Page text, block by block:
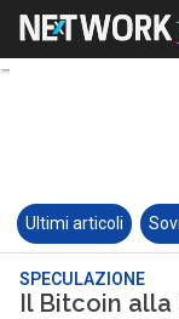
Ultimi articoli
SPECULAZIONE
Il Bitcoin